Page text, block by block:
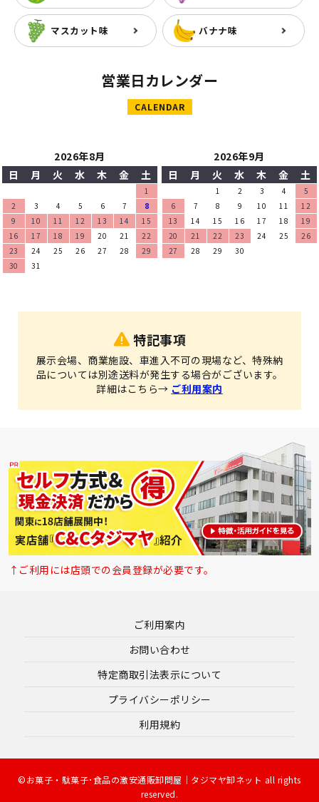
マスカット味 バナナ味
営業日カレンダー
CALENDAR
2026年8月
日
月 火 水 木 金 土
1
2
3 4 5 6 7
8
9
10 11 12 13 14
15
16
17 18 19 20 21
22
23
24 25 26 27 28
29
30
31
2026年9月
日
月 火 水 木 金 土
1 2 3 4
5
6
7 8 9 10 11
12
13
14 15 16 17 18
19
20
21 22 23 24 25
26
27
28 29 30
特記事項
展示会場、商業施設、車進入不可の現場など、特殊納
品については別途送料が発生する場合がございます。
詳細はこちら→ ご利用案内
↑ご利用には店頭での会員登録が必要です。
ご利用案内
お問い合わせ
特定商取引法表示について
プライバシーポリシー
利用規約
©お菓子・駄菓子･食品の激安通販卸問屋｜タジマヤ卸ネット all rights
reserved.